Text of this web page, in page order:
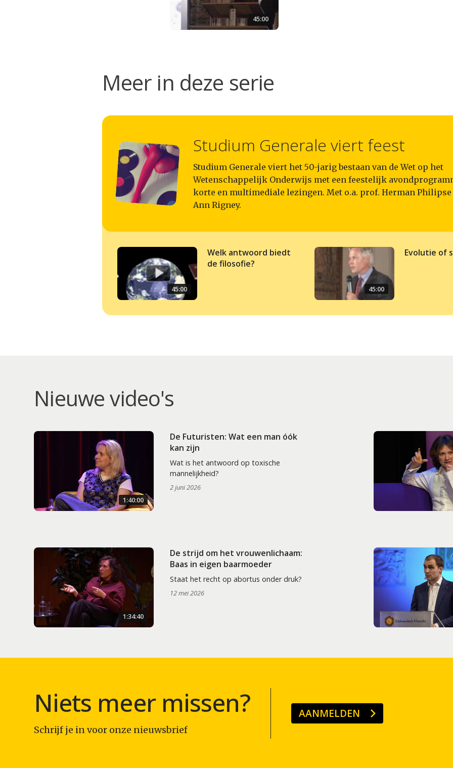
45:00
Meer in deze serie
Studium Generale viert feest
Studium Generale viert het 50-jarig bestaan van de Wet op het
Wetenschappelijk Onderwijs met een feestelijk
korte en multimediale lezingen. Met o.a. prof. Herman Philipse
Ann Rigney.
45:00
Welk antwoord biedt
de filosofie?
45:00
Evolutie of
Nieuwe video's
1:40:00
De Futuristen: Wat een man óók
kan zijn
Wat is het antwoord op toxische
mannelijkheid?
2 juni 2026
1:34:40
De strijd om het vrouwenlichaam:
Baas in eigen baarmoeder
Staat het recht op abortus onder druk?
12 mei 2026
Niets meer missen?
Schrijf je in voor onze nieuwsbrief
AANMELDEN